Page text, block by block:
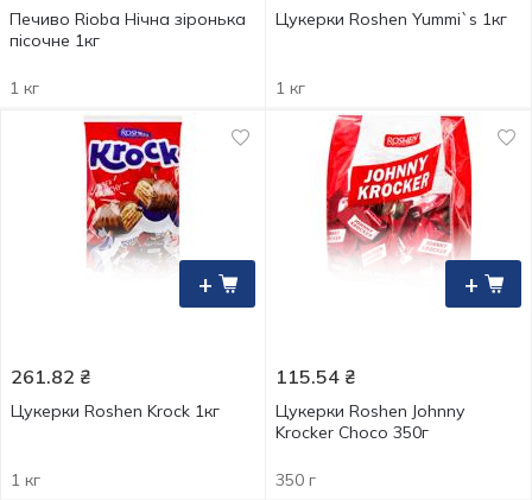
Печиво Rioba Нічна зіронька
пісочне 1кг
1 кг
Цукерки Roshen Yummi`s 1кг
1 кг
+
261.82 ₴
Цукерки Roshen Krock 1кг
1 кг
+
115.54 ₴
Цукерки Roshen Johnny
Krocker Choco 350г
350 г